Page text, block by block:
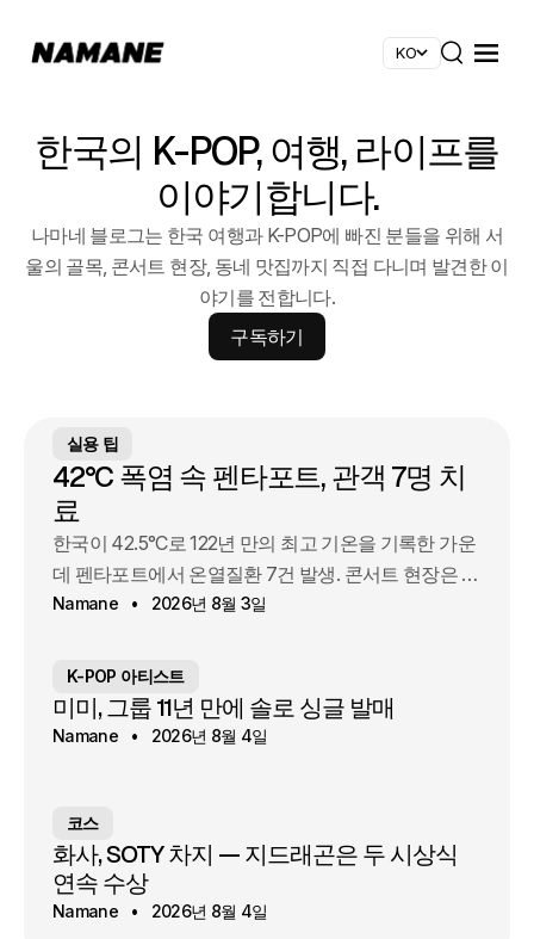
KO
메뉴
한국의 K-POP, 여행, 라이프를
이야기합니다.
나마네 블로그는 한국 여행과 K-POP에 빠진 분들을 위해 서
울의 골목, 콘서트 현장, 동네 맛집까지 직접 다니며 발견한 이
야기를 전합니다.
구독하기
실용 팁
42°C 폭염 속 펜타포트, 관객 7명 치
료
한국이 42.5°C로 122년 만의 최고 기온을 기록한 가운
데 펜타포트에서 온열질환 7건 발생. 콘서트 현장은 무
엇을 바꿨나.
Namane 2026년 8월 3일
K-POP 아티스트
미미, 그룹 11년 만에 솔로 싱글 발매
Namane 2026년 8월 4일
코스
화사, SOTY 차지 — 지드래곤은 두 시상식
연속 수상
Namane 2026년 8월 4일